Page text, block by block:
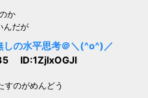
か
んだが
しの水平思考＠＼(^o^)／
ID:1ZjIxOGJl
すのがめんどう